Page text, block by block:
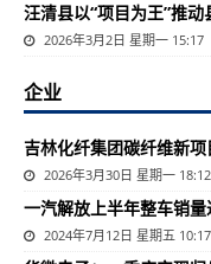
汪清县以“项目为王”推
2026年3月2日 星期一 15:17
企业
吉林化纤集团碳纤维新
2026年3月30日 星期一 18:12
一汽解放上半年整车销
2024年7月12日 星期五 10:17